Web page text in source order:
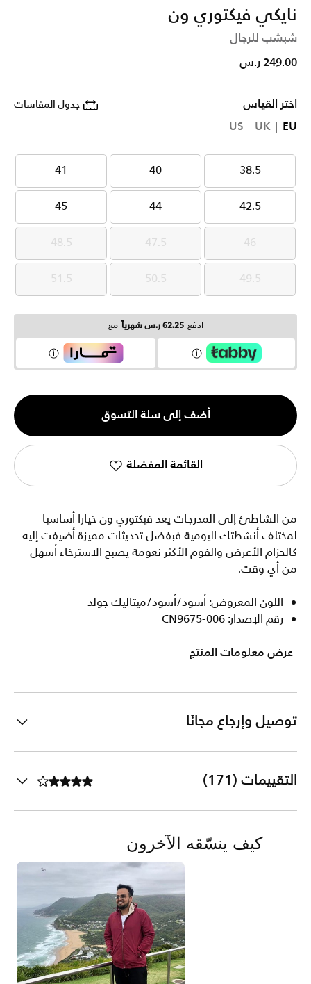
نايكي فيكتوري ون
شبشب للرجال
249.00 ر.س
اختر القياس جدول المقاسات
EU
UK
US
38.5
38.5
40
40
41
41
42.5
42.5
44
44
45
45
46
46
47.5
47.5
48.5
48.5
49.5
49.5
50.5
50.5
51.5
51.5
ادفع 62.25 ر.س شهرياً مع
الكمية
1
أضف إلى سلة التسوق
القائمة المفضلة
من الشاطئ إلى المدرجات يعد فيكتوري ون خيارا أساسيا
لمختلف أنشطتك اليومية فبفضل تحديثات مميزة أضيفت إليه
كالحزام الأعرض والفوم الأكثر نعومة يصبح الاسترخاء أسهل
من أي وقت.
اللون المعروض: أسود/أسود/ميتاليك جولد
رقم الإصدار: CN9675-006
عرض معلومات المنتج
توصيل وإرجاع مجانًا
التقييمات (171)